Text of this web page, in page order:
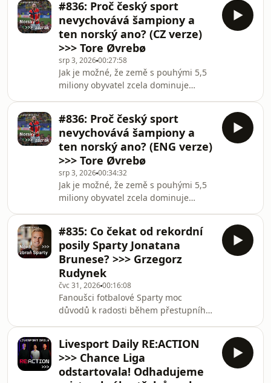
Newcastlu za částku kolem třiceti
milionů eur, což z něj dělá třetího
nejdražšího českého fotbalistu v
historii. V dnešním speciálním vydání
podcastu Livesport Daily nabídneme
dva pohledy na tuhle velkou událost
českého sportu. S bývalým
pardubickým gólmanem, trenérem a
fu
#836: Proč český sport
nevychovává šampiony a
ten norský ano? (CZ verze)
>>> Tore Øvrebø
srp 3, 202600:27:58
Jak je možné, že země s pouhými 5,5
miliony obyvatel zcela dominuje
druhou? V dnešním díle nahlédneme
pod pokličku jednoho z
nejúspěšnějších sportovních systémů
na světě, ne-li toho vůbec
nejúspěšnějšího. Naším hostem je
Tore Øvrebø, ředitel norské
organizace Olympiatoppen, která
zastřešuje kompletní přípravu
norských olympioniků i
#836: Proč český sport
nevychovává šampiony a
ten norský ano? (ENG verze)
>>> Tore Øvrebø
srp 3, 202600:34:32
Jak je možné, že země s pouhými 5,5
miliony obyvatel zcela dominuje
druhou? V dnešním díle nahlédneme
pod pokličku jednoho z
nejúspěšnějších sportovních systémů
na světě, ne-li toho vůbec
nejúspěšnějšího. Naším hostem je
Tore Øvrebø, ředitel norské
organizace Olympiatoppen, která
zastřešuje kompletní přípravu
norských olympioniků i
#835: Co čekat od rekordní
posily Sparty Jonatana
Brunese? >>> Grzegorz
Rudynek
čvc 31, 202600:16:08
Fanoušci fotbalové Sparty moc
důvodů k radosti během přestupního
útoku. Z polského Rakowa přestoupil
na Letnou pětadvacetiletý norský
útočník Jonatan Braut Brunes, který
Livesport Daily RE:ACTION
>>> Chance Liga
odstartovala! Odhadujeme